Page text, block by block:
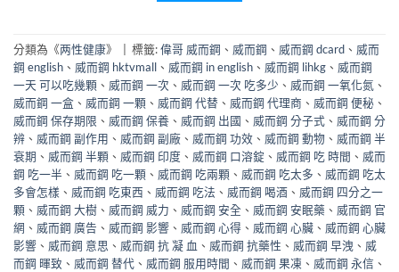
分類為《两性健康》 標籤:偉哥 威而鋼 、 威而鋼 、 威而鋼 dcard 、 威而
鋼 english 、 威而鋼 hktvmall 、 威而鋼 in english 、 威而鋼 lihkg 、 威而鋼
一天 可以吃幾顆 、 威而鋼 一次 、 威而鋼 一次 吃多少 、 威而鋼 一氧化氮 、
威而鋼 一盒 、 威而鋼 一顆 、 威而鋼 代替 、 威而鋼 代理商 、 威而鋼 便秘 、
威而鋼 保存期限 、 威而鋼 保養 、 威而鋼 出國 、 威而鋼 分子式 、 威而鋼 分
辨 、 威而鋼 副作用 、 威而鋼 副廠 、 威而鋼 功效 、 威而鋼 動物 、 威而鋼 半
衰期 、 威而鋼 半顆 、 威而鋼 印度 、 威而鋼 口溶錠 、 威而鋼 吃 時間 、 威而
鋼 吃一半 、 威而鋼 吃一顆 、 威而鋼 吃兩顆 、 威而鋼 吃太多 、 威而鋼 吃太
多會怎樣 、 威而鋼 吃東西 、 威而鋼 吃法 、 威而鋼 喝酒 、 威而鋼 四分之一
顆 、 威而鋼 大樹 、 威而鋼 威力 、 威而鋼 安全 、 威而鋼 安眠藥 、 威而鋼 官
網 、 威而鋼 廣告 、 威而鋼 影響 、 威而鋼 心得 、 威而鋼 心臟 、 威而鋼 心臟
影響 、 威而鋼 意思 、 威而鋼 抗 凝 血 、 威而鋼 抗藥性 、 威而鋼 早洩 、 威
而鋼 暉致 、 威而鋼 替代 、 威而鋼 服用時間 、 威而鋼 果凍 、 威而鋼 永信 、